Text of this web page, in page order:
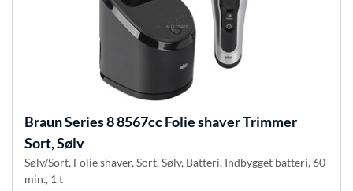
BraunSeries 8 8567cc Folie shaver Trimmer
Sort, Sølv
Sølv/Sort, Folie shaver, Sort, Sølv, Batteri, Indbygget batteri, 60
min., 1 t